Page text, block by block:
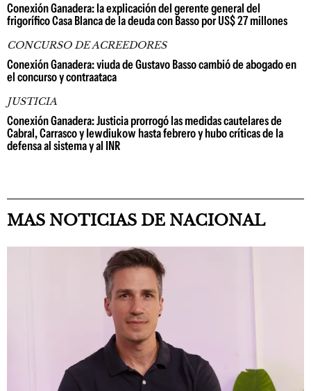
Conexión Ganadera: la explicación del gerente general del
frigorífico Casa Blanca de la deuda con Basso por US$ 27 millones
CONCURSO DE ACREEDORES
Conexión Ganadera: viuda de Gustavo Basso cambió de abogado en
el concurso y contraataca
JUSTICIA
Conexión Ganadera: Justicia prorrogó las medidas cautelares de
Cabral, Carrasco y Iewdiukow hasta febrero y hubo críticas de la
defensa al sistema y al INR
MAS NOTICIAS DE NACIONAL